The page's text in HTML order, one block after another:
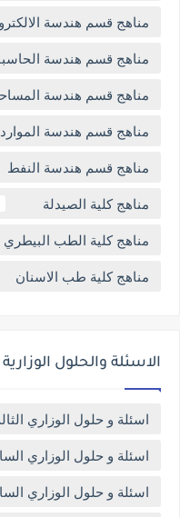
مناهج قسم هندسة
مناهج قسم هندسة
مناهج قسم هندسة
مناهج قسم هندسة الموارد
مناهج قسم هندسة النفط
مناهج كلية الصيدلة
مناهج كلية الطب البيطري
مناهج كلية طب الاسنان
الاسئلة والحلول الوزارية 2022 الدور الاول
اسئلة و حلول الوزاري الثالث متوسط
اسئلة و حلول الوزاري السادس
اسئلة و حلول الوزاري السادس